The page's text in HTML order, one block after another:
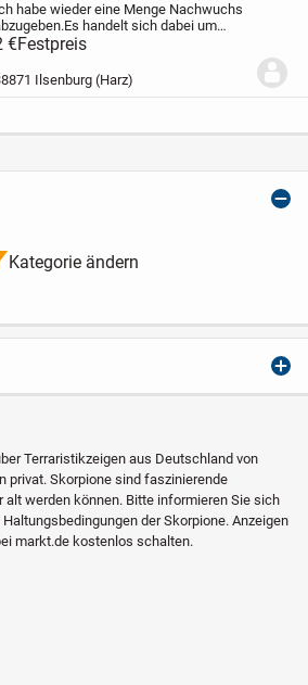
habe wieder eine Menge Nachwuchs
Es handelt sich dabei um
sp., ,,Kon Chu Rang"
Stabschrecken
€Festpreis
Ilsenburg (Harz)
Kategorie ändern
Terraristikzeigen aus Deutschland von
privat. Skorpione sind faszinierende
alt werden können. Bitte informieren Sie sich
der Skorpione. Anzeigen
markt.de kostenlos schalten.